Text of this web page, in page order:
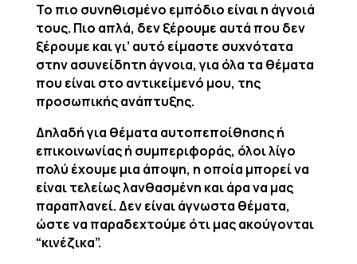
Το πιο συνηθισμένο εμπόδιο είναι η άγνοιά
τους. Πιο απλά, δεν ξέρουμε αυτά που δεν
ξέρουμε και γι’ αυτό είμαστε συχνότατα
στην ασυνείδητη άγνοια, για όλα τα θέματα
που είναι στο αντικείμενό μου, της
προσωπικής ανάπτυξης.
Δηλαδή για θέματα αυτοπεποίθησης ή
επικοινωνίας ή συμπεριφοράς, όλοι λίγο
πολύ έχουμε μια άποψη, η οποία μπορεί να
είναι τελείως λανθασμένη και άρα να μας
παραπλανεί. Δεν είναι άγνωστα θέματα,
ώστε να παραδεχτούμε ότι μας ακούγονται
“κινέζικα”.